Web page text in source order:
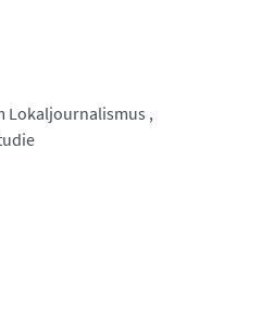
Lokaljournalismus